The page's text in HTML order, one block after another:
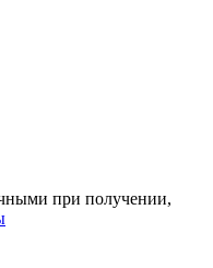
при получении,